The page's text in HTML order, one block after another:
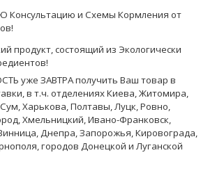
Консультацию и Схемы Кормления от
продукт, состоящий из Экологически
уже ЗАВТРА получить Ваш товар в
в т.ч. отделениях Киева, Житомира,
Харькова, Полтавы, Луцк, Ровно,
Хмельницкий, Ивано-Франковск,
Днепра, Запорожья, Кировограда,
городов Донецкой и Луганской